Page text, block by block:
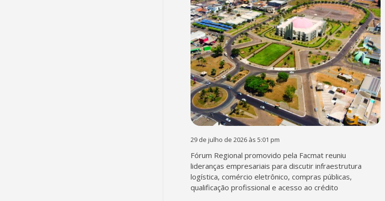
29 de julho de 2026 às 5:01 pm
Fórum Regional promovido pela Facmat reuniu
lideranças empresariais para discutir infraestrutura
logística, comércio eletrônico, compras públicas,
qualificação profissional e acesso ao crédito